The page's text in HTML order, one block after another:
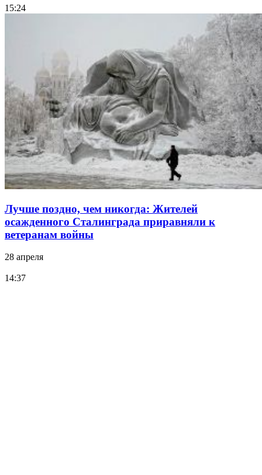
15:24
Лучше поздно, чем никогда: Жителей
осажденного Сталинграда приравняли к
ветеранам войны
28 апреля
14:37